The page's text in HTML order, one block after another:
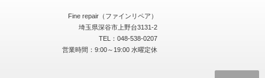
Fine repair（ファインリペア）
埼玉県深谷市上野台3131-2
TEL：048-538-0207
営業時間：9:00～19:00 水曜定休